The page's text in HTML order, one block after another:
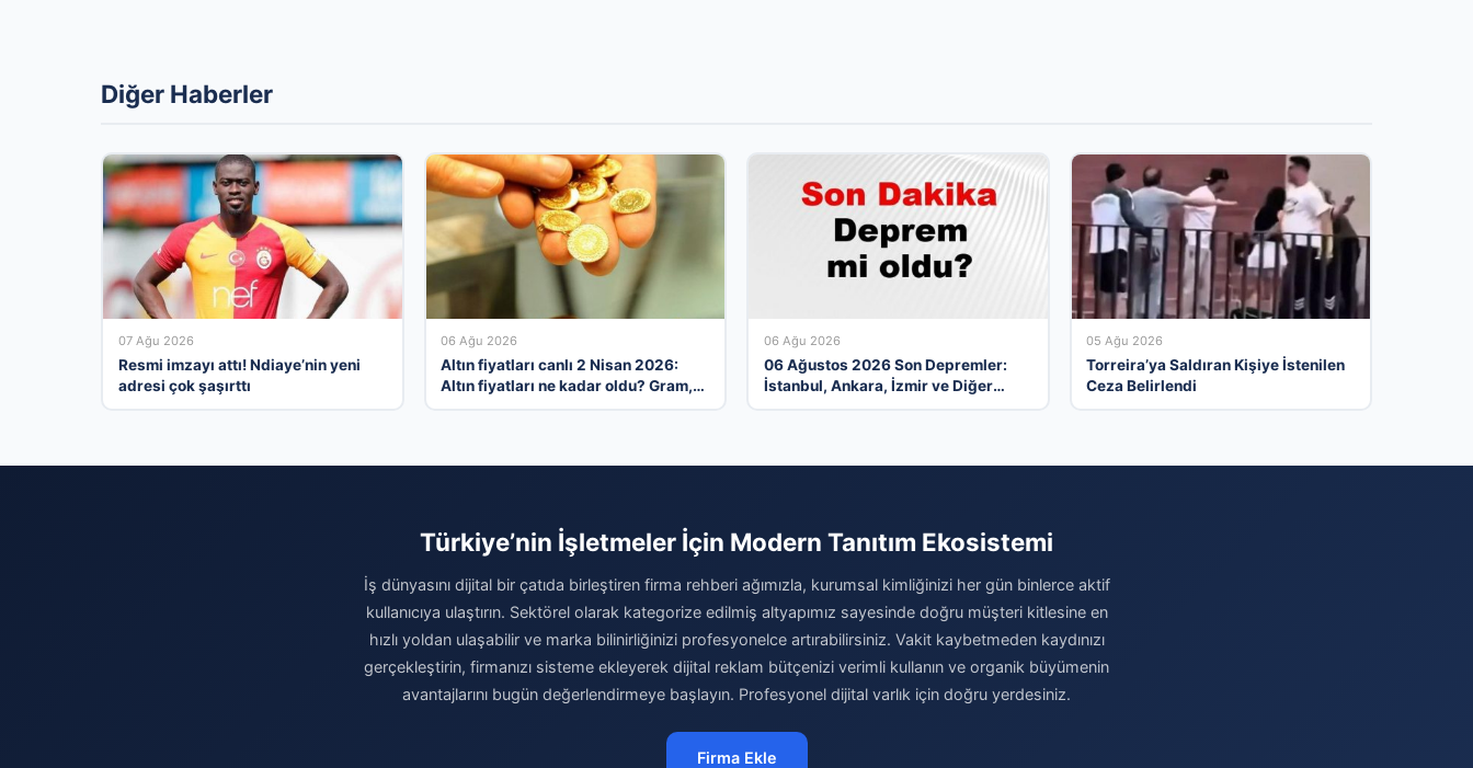
Diğer Haberler
07 Ağu 2026
Resmi imzayı attı! Ndiaye’nin yeni
adresi çok şaşırttı
06 Ağu 2026
Altın fiyatları canlı 2 Nisan 2026:
Altın fiyatları ne kadar oldu? Gram,
06 Ağu 2026
06 Ağustos 2026 Son Depremler:
İstanbul, Ankara, İzmir ve Diğer
05 Ağu 2026
Torreira’ya Saldıran Kişiye İstenilen
Ceza Belirlendi
Türkiye’nin İşletmeler İçin Modern Tanıtım Ekosistemi
İş dünyasını dijital bir çatıda birleştiren firma rehberi ağımızla, kurumsal kimliğinizi her gün binlerce aktif
kullanıcıya ulaştırın. Sektörel olarak kategorize edilmiş altyapımız sayesinde doğru müşteri kitlesine en
hızlı yoldan ulaşabilir ve marka bilinirliğinizi profesyonelce artırabilirsiniz. Vakit kaybetmeden kaydınızı
gerçekleştirin, firmanızı sisteme ekleyerek dijital reklam bütçenizi verimli kullanın ve organik büyümenin
avantajlarını bugün değerlendirmeye başlayın. Profesyonel dijital varlık için doğru yerdesiniz.
Firma Ekle